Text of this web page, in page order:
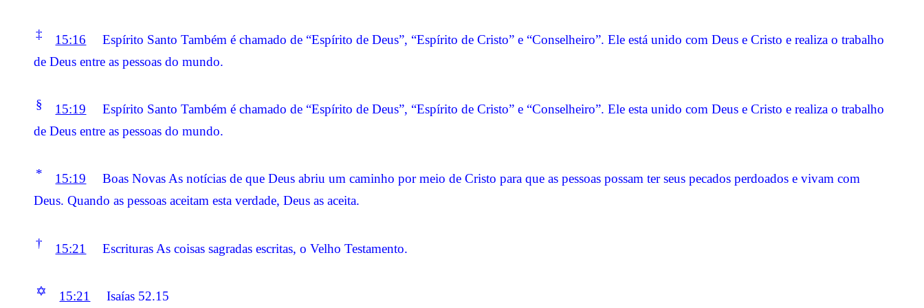
‡ 15:16
Espírito Santo Também é chamado de “Espírito de Deus”, “Espírito de Cristo” e “Conselheiro”. Ele está unido com Deus e Cristo e realiza o trabalho
de Deus entre as pessoas do mundo.
§ 15:19
Espírito Santo Também é chamado de “Espírito de Deus”, “Espírito de Cristo” e “Conselheiro”. Ele esta unido com Deus e Cristo e realiza o trabalho
de Deus entre as pessoas do mundo.
* 15:19
Boas Novas As notícias de que Deus abriu um caminho por meio de Cristo para que as pessoas possam ter seus pecados perdoados e vivam com
Deus. Quando as pessoas aceitam esta verdade, Deus as aceita.
† 15:21 Escrituras As coisas sagradas escritas, o Velho Testamento.
✡ 15:21 Isaías 52.15